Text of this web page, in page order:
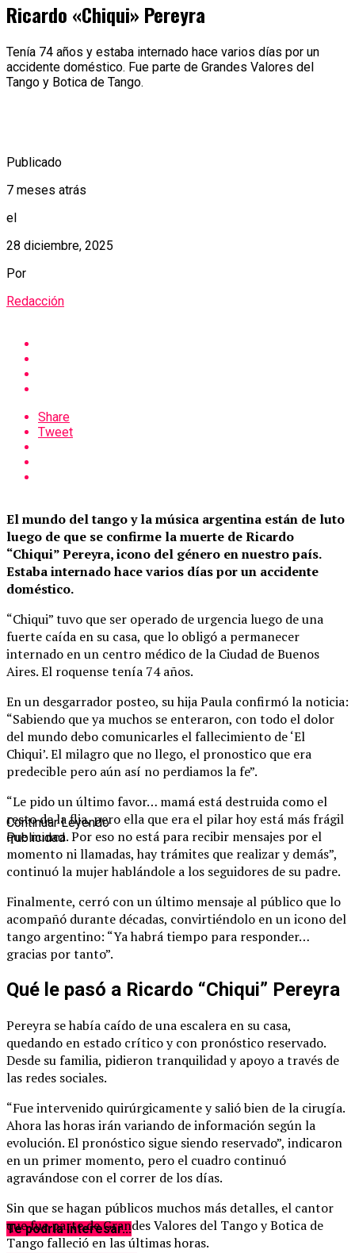
Ricardo «Chiqui» Pereyra
Tenía 74 años y estaba internado hace varios días por un
accidente doméstico. Fue parte de Grandes Valores del
Tango y Botica de Tango.
Publicado
7 meses atrás
el
28 diciembre, 2025
Por
Redacción
Share
Tweet
El mundo del tango y la música argentina están de luto
luego de que se confirme la muerte de Ricardo
“Chiqui” Pereyra, icono del género en nuestro país.
Estaba internado hace varios días por un accidente
doméstico.
“Chiqui” tuvo que ser operado de urgencia luego de una
fuerte caída en su casa, que lo obligó a permanecer
internado en un centro médico de la Ciudad de Buenos
Aires. El roquense tenía 74 años.
En un desgarrador posteo, su hija Paula confirmó la noticia:
“Sabiendo que ya muchos se enteraron, con todo el dolor
del mundo debo comunicarles el fallecimiento de ‘El
Chiqui’. El milagro que no llego, el pronostico que era
predecible pero aún así no perdiamos la fe”.
“Le pido un último favor… mamá está destruida como el
resto de la flia, pero ella que era el pilar hoy está más frágil
que nunca. Por eso no está para recibir mensajes por el
momento ni llamadas, hay trámites que realizar y demás”,
continuó la mujer hablándole a los seguidores de su padre.
Finalmente, cerró con un último mensaje al público que lo
acompañó durante décadas, convirtiéndolo en un icono del
tango argentino: “Ya habrá tiempo para responder…
gracias por tanto”.
Qué le pasó a Ricardo “Chiqui” Pereyra
Pereyra se había caído de una escalera en su casa,
quedando en estado crítico y con pronóstico reservado.
Desde su familia, pidieron tranquilidad y apoyo a través de
las redes sociales.
“Fue intervenido quirúrgicamente y salió bien de la cirugía.
Ahora las horas irán variando de información según la
evolución. El pronóstico sigue siendo reservado”, indicaron
en un primer momento, pero el cuadro continuó
agravándose con el correr de los días.
Sin que se hagan públicos muchos más detalles, el cantor
que fue parte de Grandes Valores del Tango y Botica de
Tango falleció en las últimas horas.
Continuar Leyendo
Publicidad
Te podría interesar...